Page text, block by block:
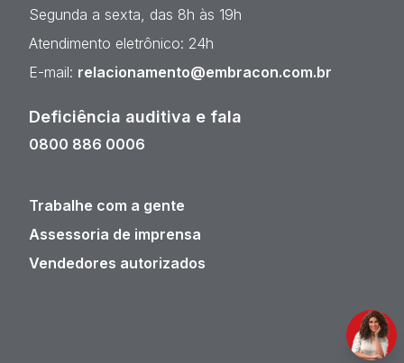
Segunda a sexta, das 8h às 19h
Atendimento eletrônico: 24h
E-mail: relacionamento@embracon.com.br
Deficiência auditiva e fala
0800 886 0006
Trabalhe com a gente
Assessoria de imprensa
Vendedores autorizados